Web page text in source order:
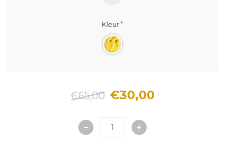
Kleur*
€65,00 €30,00